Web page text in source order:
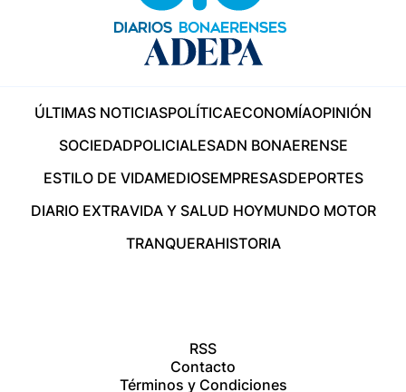
ÚLTIMAS NOTICIASPOLÍTICAECONOMÍAOPINIÓN
SOCIEDADPOLICIALESADN BONAERENSE
ESTILO DE VIDAMEDIOSEMPRESASDEPORTES
DIARIO EXTRAVIDA Y SALUD HOYMUNDO MOTOR
TRANQUERAHISTORIA
RSS
Contacto
Términos y Condiciones